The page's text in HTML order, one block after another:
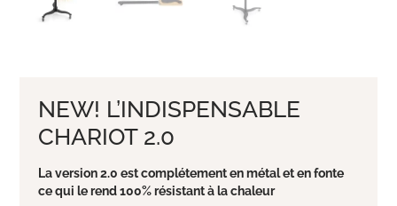
NEW! L’INDISPENSABLE
CHARIOT 2.0
La version 2.0 est complétement en métal et en fonte
ce qui le rend 100% résistant à la chaleur